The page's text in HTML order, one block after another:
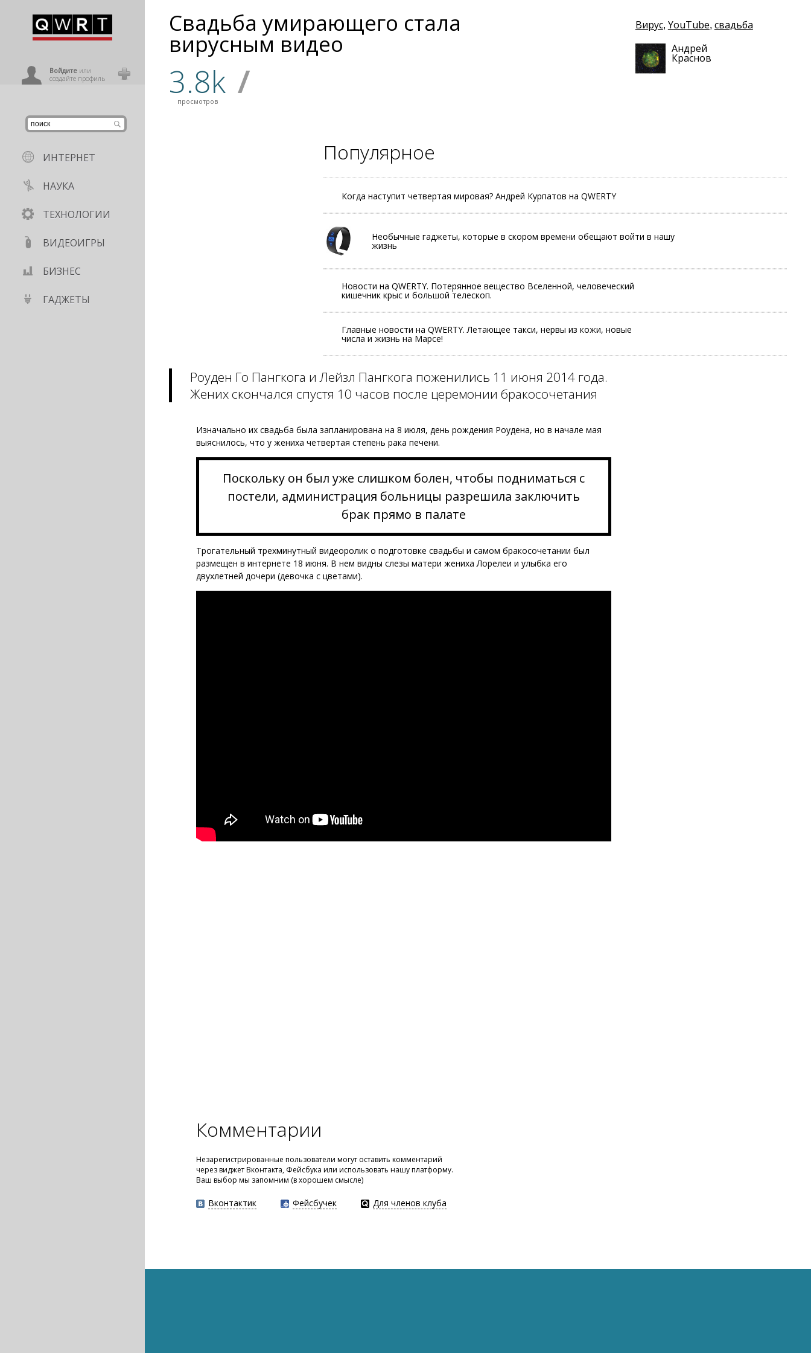
Войдитеили
создайте профиль
ИНТЕРНЕТ
НАУКА
ТЕХНОЛОГИИ
ВИДЕОИГРЫ
БИЗНЕС
ГАДЖЕТЫ
Свадьба умирающего стала
вирусным видео
3.8k
просмотров /
Вирус, YouTube, свадьба
Андрей
Краснов
Популярное
Когда наступит четвертая мировая? Андрей Курпатов на QWERTY
Необычные гаджеты, которые в скором времени обещают войти в нашу
жизнь
Новости на QWERTY. Потерянное вещество Вселенной, человеческий
кишечник крыс и большой телескоп.
Главные новости на QWERTY. Летающее такси, нервы из кожи, новые
числа и жизнь на Марсе!
Роуден Го Пангкога и Лейзл Пангкога поженились 11 июня 2014 года.
Жених скончался спустя 10 часов после церемонии бракосочетания
Изначально их свадьба была запланирована на 8 июля, день рождения Роудена, но в начале мая
выяснилось, что у жениха четвертая степень рака печени.
Поскольку он был уже слишком болен, чтобы подниматься с
постели, администрация больницы разрешила заключить
брак прямо в палате
Трогательный трехминутный видеоролик о подготовке свадьбы и самом бракосочетании был
размещен в интернете 18 июня. В нем видны слезы матери жениха Лорелеи и улыбка его
двухлетней дочери (девочка с цветами).
Комментарии
Незарегистрированные пользователи могут оставить комментарий
через виджет Вконтакта, Фейсбука или использовать нашу платформу.
Ваш выбор мы запомним (в хорошем смысле)
Вконтактик Фейсбучек Для членов клуба